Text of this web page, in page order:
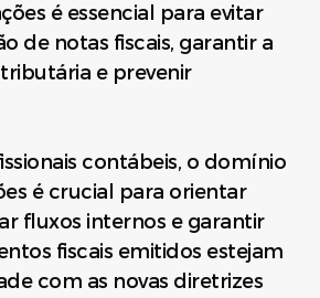
é essencial para evitar
de notas fiscais, garantir a
e prevenir
contábeis, o domínio
é crucial para orientar
fluxos internos e garantir
fiscais emitidos estejam
com as novas diretrizes